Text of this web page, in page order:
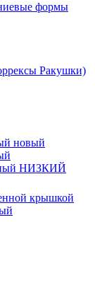
формы
Ракушки)
новый
НИЗКИЙ
крышкой